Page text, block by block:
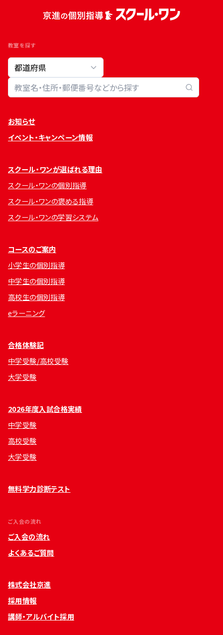
教室を探す
教室検索
お知らせ
イベント・キャンペーン情報
スクール・ワンが選ばれる理由
スクール・ワンの個別指導
スクール・ワンの褒める指導
スクール・ワンの学習システム
コースのご案内
小学生の個別指導
中学生の個別指導
高校生の個別指導
eラーニング
合格体験記
中学受験/高校受験
大学受験
2026年度入試合格実績
中学受験
高校受験
大学受験
無料学力診断テスト
ご入会の流れ
ご入会の流れ
よくあるご質問
株式会社京進
採用情報
講師・アルバイト採用